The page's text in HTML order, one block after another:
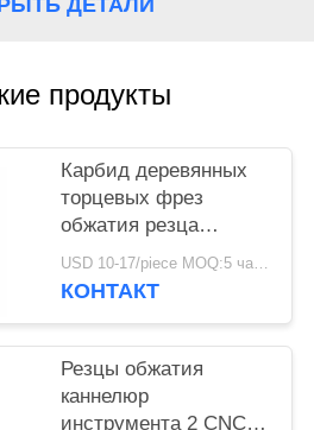
продукты
Карбид деревянных
торцевых фрез
обжатия резца
твердый вверх и вниз
покрытия радуги DLC
USD 10-17/piece MOQ:5 частей
КОНТАКТ
Резцы обжатия
каннелюр
инструмента 2 CNC